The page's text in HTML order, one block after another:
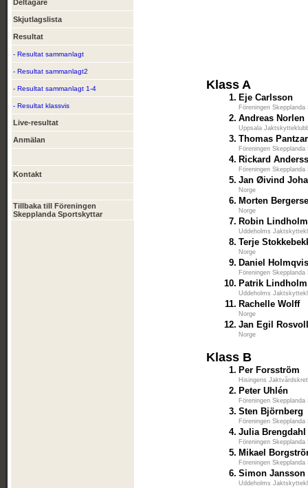
Deltagare
Skjutlagslista
Resultat
- Resultat sammanlagt
- Resultat sammanlagt2
- Resultat sammanlagt 1-4
- Resultat klassvis
Live-resultat
Anmälan
Kontakt
Tillbaka till Föreningen
Skepplanda Sportskyttar
Klass A
1. Eje Carlsson
Föreningen
2. Andreas Norlen
Uppsala
3. Thomas
Föreningen
4. Rickard
Föreningen
5. Jan Øivind
Norge
6. Morten
Norge
7. Robin Lindholm
Uddeholms
8. Terje
Norge
9. Daniel
Föreningen
10. Patrik Lindholm
Uddeholms
11. Rachelle Wolff
Norge
12. Jan Egil
Norge
Klass B
1. Per Forsström
Hisingens
2. Peter Uhlén
Föreningen
3. Sten Björnberg
Föreningen
4. Julia Brengdahl
Föreningen
5. Mikael
Föreningen
6. Simon Jansson
Uddeholms